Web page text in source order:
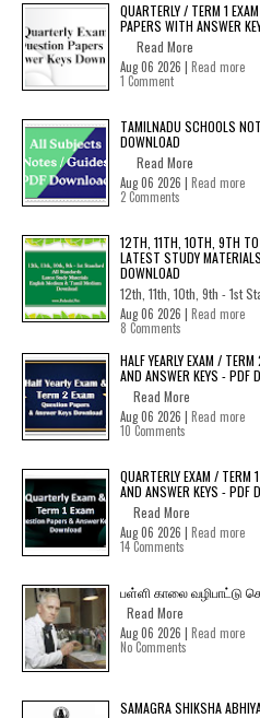
QUARTERLY / TERM 1
PAPERS WITH ANSWER
Read More
Aug 06 2026 | Read more
1 Comment
TAMILNADU SCHOOLS
DOWNLOAD
Read More
Aug 06 2026 | Read more
2 Comments
12TH, 11TH, 10TH, 9TH
LATEST STUDY
DOWNLOAD
12th, 11th, 10th, 9th - 1st
Aug 06 2026 | Read more
8 Comments
HALF YEARLY EXAM /
AND ANSWER KEYS - PDF
Read More
Aug 06 2026 | Read more
10 Comments
QUARTERLY EXAM / TERM
AND ANSWER KEYS - PDF
Read More
Aug 06 2026 | Read more
14 Comments
பள்ளி காலை வழிபாட்டு
Read More
Aug 06 2026 | Read more
No Comments
SAMAGRA SHIKSHA